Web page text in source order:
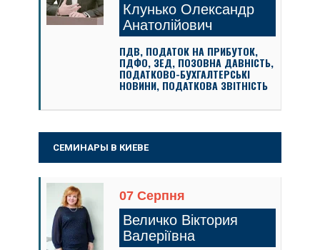
Клунько Олександр
Анатолійович
ПДВ, ПОДАТОК НА ПРИБУТОК,
ПДФО, ЗЕД, ПОЗОВНА ДАВНІСТЬ,
ПОДАТКОВО-БУХГАЛТЕРСЬКІ
НОВИНИ, ПОДАТКОВА ЗВІТНІСТЬ
СЕМИНАРЫ В КИЕВЕ
07 Серпня
Величко Віктория
Валеріївна